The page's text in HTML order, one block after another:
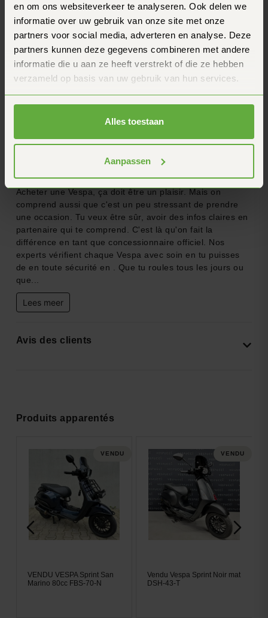
en om ons websiteverkeer te analyseren. Ook delen we
informatie over uw gebruik van onze site met onze
partners voor social media, adverteren en analyse. Deze
partners kunnen deze gegevens combineren met andere
informatie die u aan ze heeft verstrekt of die ze hebben
verzameld op basis van uw gebruik van hun services.
Alles toestaan
Aanpassen
Acheter une Vespa, ça doit être un plaisir. Mais on
comprend aussi que c'est un peu stressant de prendre
une occasion. Tu veux être sûr, avoir des infos claires en
partenaire qui te comprend. C'est là qu'on fait la
différence en tant que concessionnaire officiel. Nos
experts vérifient chaque Vespa avec soin en tu puisses
de en toute sécurité en . Que tu roules tous les jours ou
que...
Lees meer
Avis des clients
Questions fréquentes
Tu as une autre question ? N'hésite pas à nous
contacter.
Comment de marche, de garantie du prix de ?
commande ?
Produits apparentés
VENDU
VENDU VESPA Sprint San
Marino 80cc FBS-70-N
VENDU
Vendu Vespa Sprint Noir mat
DSH-43-T